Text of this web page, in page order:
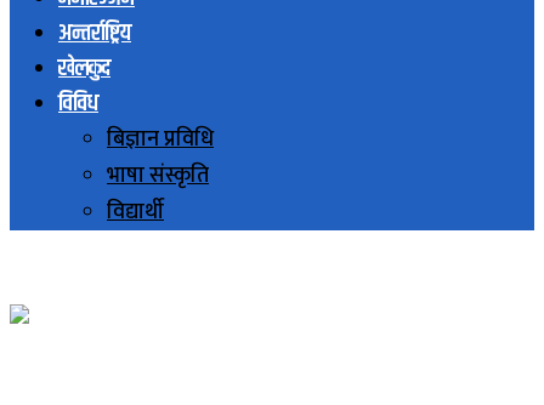
अन्तर्राष्ट्रिय
खेलकुद
विविध
बिज्ञान प्रविधि
भाषा संस्कृति
विद्यार्थी